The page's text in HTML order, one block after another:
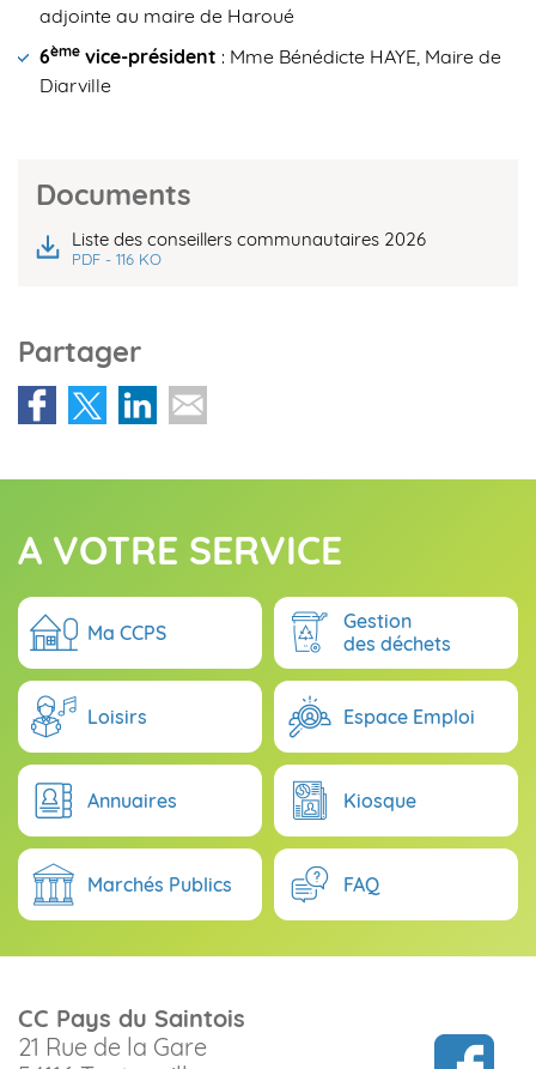
adjointe au maire de Haroué
6ème vice-président : Mme Bénédicte HAYE, Maire de
Diarville
Documents
Liste des conseillers communautaires 2026
PDF - 116 KO
Partager
A VOTRE SERVICE
Ma CCPS
Gestion
des déchets
Loisirs Espace Emploi
Annuaires Kiosque
Marchés Publics FAQ
CC Pays du Saintois
21 Rue de la Gare